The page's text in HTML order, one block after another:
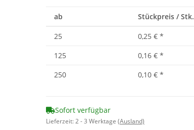
ab Stückpreis / Stk.
25 0,25 € *
125
0,16 € *
250
0,10 € *
Sofort verfügbar
Lieferzeit:2 - 3 Werktage (Ausland)